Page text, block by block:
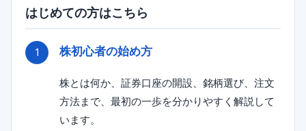
はじめての方はこちら
株初心者の始め方
株とは何か、証券口座の開設、銘柄選び、注文
方法まで、最初の一歩を分かりやすく解説して
います。